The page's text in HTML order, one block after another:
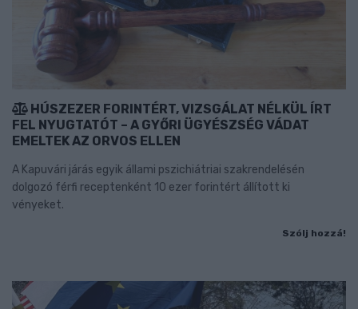
HÚSZEZER FORINTÉRT, VIZSGÁLAT NÉLKÜL ÍRT
FEL NYUGTATÓT – A GYŐRI ÜGYÉSZSÉG VÁDAT
EMELTEK AZ ORVOS ELLEN
A Kapuvári járás egyik állami pszichiátriai szakrendelésén
dolgozó férfi receptenként 10 ezer forintért állított ki
vényeket.
Szólj hozzá!